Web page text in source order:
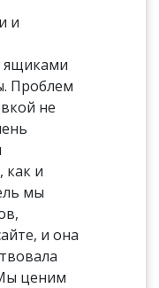
и
ящиками
Проблем
не
как и
мы
и она
ценим